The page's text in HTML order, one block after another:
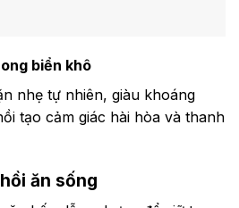
biển khô
nhẹ tự nhiên, giàu khoáng
tạo cảm giác hài hòa và thanh
ăn sống